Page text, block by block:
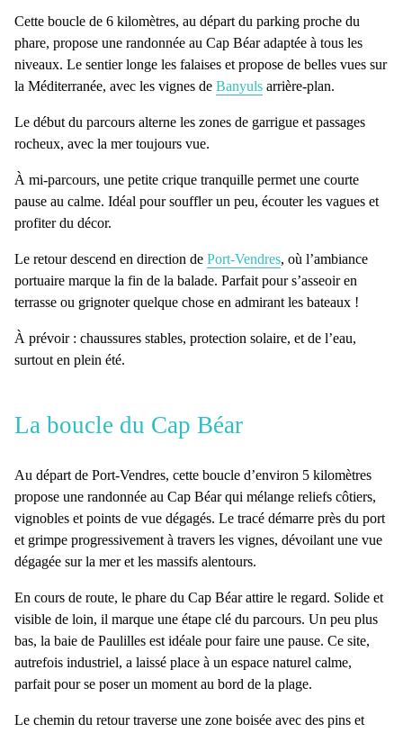
Cette boucle de 6 kilomètres, au départ du parking proche du
phare, propose une randonnée au Cap Béaradaptée à tous les
niveaux. Le sentier longe les falaises et propose de belles vues sur
la Méditerranée, avec les vignes de Banyuls arrière-plan.
Le début du parcours alterne les zones de garrigue et passages
rocheux, avec la mer toujours vue.
À mi-parcours, une petite crique tranquille permet une courte
pause au calme. Idéal pour souffler un peu, écouter les vagues et
profiter du décor.
Le retour descend en direction de Port-Vendres, où l’ambiance
portuaire marque la fin de la balade. Parfait pours’asseoir en
terrasse ou grignoter quelque chose en admirant les bateaux !
À prévoir: chaussures stables, protection solaire, et de l’eau,
surtout en plein été.
La boucle du Cap Béar
Au départ de Port-Vendres, cette boucle d’environ 5 kilomètres
propose une randonnée au Cap Béarqui mélange reliefs côtiers,
vignobles et points de vue dégagés. Le tracé démarre près du port
et grimpe progressivement à travers les vignes, dévoilant une vue
dégagée sur la meret les massifs alentours.
En cours de route, le phare du Cap Béarattire le regard. Solide et
visible de loin, il marque une étape clé du parcours. Un peu plus
bas, la baie de Paulilles est idéale pour faire une pause. Ce site,
autrefois industriel, a laissé place à un espace naturel calme,
parfait pour se poser un moment au bord de la plage.
Le chemin du retour traverse une zone boisée avec des pins et